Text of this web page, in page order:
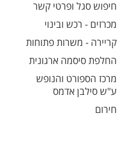
חיפוש סגל ופרטי קשר
מכרזים - רכש ובינוי
קריירה - משרות פתוחות
החלפת סיסמה ארגונית
מרכז הספורט והנופש
ע"ש סילבן אדמס
חירום